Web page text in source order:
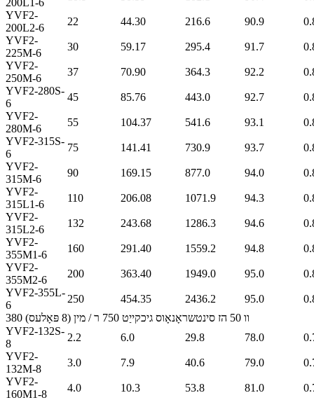
YVF2-
200L2-6
22 44.30 216.6 90.9
YVF2-
225M-6
30 59.17 295.4 91.7
YVF2-
250M-6
37 70.90 364.3 92.2
YVF2-280S-
6
45 85.76 443.0 92.7
YVF2-
280M-6
55 104.37 541.6 93.1
YVF2-315S-
6
75 141.41 730.9 93.7
YVF2-
315M-6
90 169.15 877.0 94.0
YVF2-
315L1-6
110 206.08 1071.9 94.3
YVF2-
315L2-6
132 243.68 1286.3 94.6
YVF2-
355M1-6
160 291.40 1559.2 94.8
YVF2-
355M2-6
200 363.40 1949.0 95.0
YVF2-355L-
6
250 454.35 2436.2 95.0
380 וו 50 הז סינטשראָנאָוס גיכקייַט 750 ר / מין (8 פּאָלעס)
YVF2-132S-
8
2.2 6.0 29.8 78.0
YVF2-
132M-8
3.0 7.9 40.6 79.0
YVF2-
160M1-8
4.0 10.3 53.8 81.0